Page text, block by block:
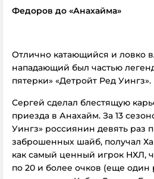
Федоров до «Анахайма»
Отлично катающийся и ловко
нападающий был частью
пятерки» «Детройт Ред Уингз».
Сергей сделал блестящую
приезда в Анахайм. За 13
Уингз» россиянин девять раз
заброшенных шайб, получал
как самый ценный игрок НХЛ,
по 20 и более очков (еще один